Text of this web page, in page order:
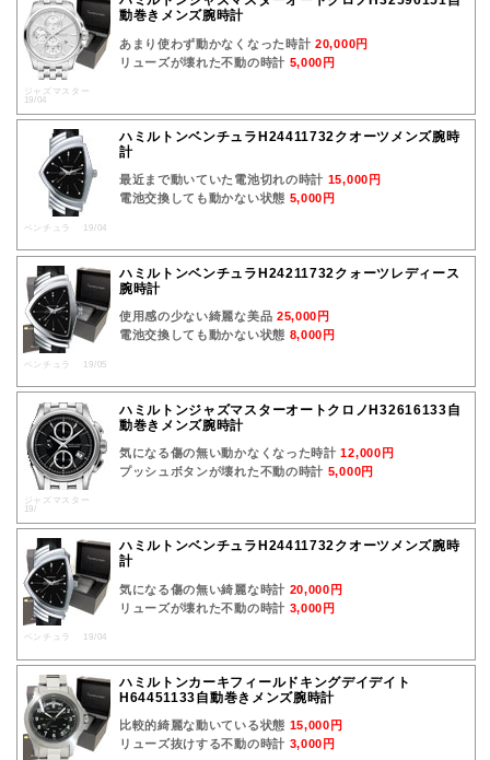
ジャズマスター
19/04
動巻きメンズ腕時計
あまり使わず動かなくなった時計20,000円
リューズが壊れた不動の時計 5,000円
ベンチュラ 19/04
ハミルトンベンチュラH24411732クオーツメンズ腕時
計
最近まで動いていた電池切れの時計 15,000円
電池交換しても動かない状態 5,000円
ベンチュラ 19/05
ハミルトンベンチュラH24211732クォーツレディース
腕時計
使用感の少ない綺麗な美品 25,000円
電池交換しても動かない状態 8,000円
ジャズマスター
19/
ハミルトンジャズマスターオートクロノH32616133自
動巻きメンズ腕時計
気になる傷の無い動かなくなった時計12,000円
プッシュボタンが壊れた不動の時計 5,000円
ベンチュラ 19/04
ハミルトンベンチュラH24411732クオーツメンズ腕時
計
気になる傷の無い綺麗な時計 20,000円
リューズが壊れた不動の時計 3,000円
ハミルトンカーキフィールドキングデイデイト
H64451133自動巻きメンズ腕時計
比較的綺麗な動いている状態 15,000円
リューズ抜けする不動の時計 3,000円